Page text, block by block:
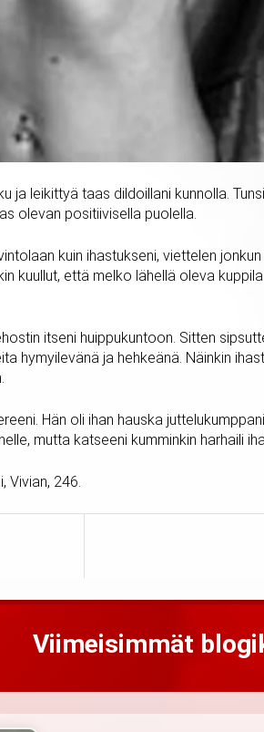
ja leikittyä taas dildoillani kunnolla.
olevan positiivisella puolella.
kuin ihastukseni, viettelen
kuullut, että melko lähellä oleva
itseni huippukuntoon. Sitten
hymyilevänä ja hehkeänä. Näinkin
Hän oli ihan hauska
mutta katseeni kumminkin harhaili
Vivian, 246.
Viimeisimmät